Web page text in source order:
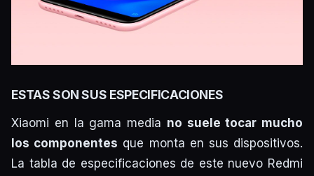
ESTAS SON SUS ESPECIFICACIONES
Xiaomi en la gama media no suele tocar mucho
los componentes que monta en sus dispositivos.
La tabla de especificaciones de este nuevo Redmi